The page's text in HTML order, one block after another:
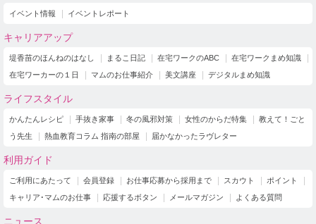
イベント情報 イベントレポート
キャリアアップ
堤香苗のほんねのはなし まるこ日記 在宅ワークのABC
在宅ワークまめ知識
在宅ワーカーの１日
マムのお仕事紹介 美文講座 デジタルまめ知識
ライフスタイル
かんたんレシピ 手抜き家事 冬の風邪対策 女性のからだ特集
教えて！ごと
う先生
熱血教育コラム 指南の部屋 届かなかったラヴレター
利用ガイド
ご利用にあたって 会員登録 お仕事応募から採用まで スカウト
ポイント
キャリア･マムのお仕事
応援するボタン メールマガジン よくある質問
ニュース